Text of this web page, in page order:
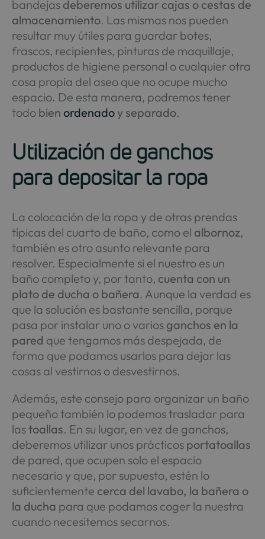
bandejas deberemos utilizar cajas o cestas de
almacenamiento. Las mismas nos pueden
resultar muy útiles para guardar botes,
frascos, recipientes, pinturas de maquillaje,
productos de higiene personal o cualquier otra
cosa propia del aseo que no ocupe mucho
espacio. De esta manera, podremos tener
todo bien ordenadoy separado.
Utilización de ganchos
para depositar la ropa
La colocación de la ropa y de otras prendas
típicas del cuarto de baño, como el albornoz,
también es otro asunto relevante para
resolver. Especialmente si el nuestro es un
baño completo y, por tanto, cuenta con un
plato de ducha o bañera. Aunque la verdad es
que la solución es bastante sencilla, porque
pasa por instalar uno o varios ganchos en la
pared que tengamos más despejada, de
forma que podamos usarlos para dejar las
cosas al vestirnos o desvestirnos.
Además, este consejo para organizar un baño
pequeño también lo podemos trasladar para
lastoallas. En su lugar, en vez de ganchos,
deberemos utilizar unos prácticos portatoallas
de pared, que ocupen solo el espacio
necesario y que, por supuesto, estén lo
suficientemente cerca del lavabo, la bañera o
la ducha para que podamos coger la nuestra
cuando necesitemos secarnos.